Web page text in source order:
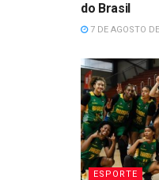
do Brasil
7 DE AGOSTO
ESPORTE